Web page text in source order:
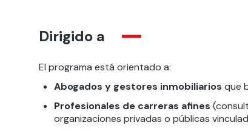
Dirigido a
El programa está orientado a:
Abogados y gestores inmobiliarios que
Profesionales de carreras afines
organizaciones privadas o públicas